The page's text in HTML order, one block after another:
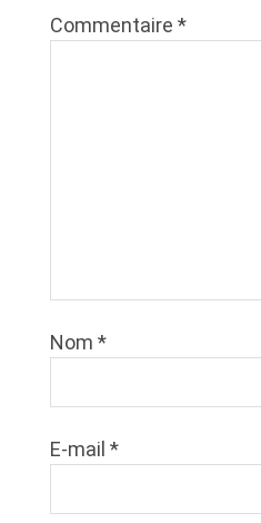
Commentaire *
Nom *
E-mail *